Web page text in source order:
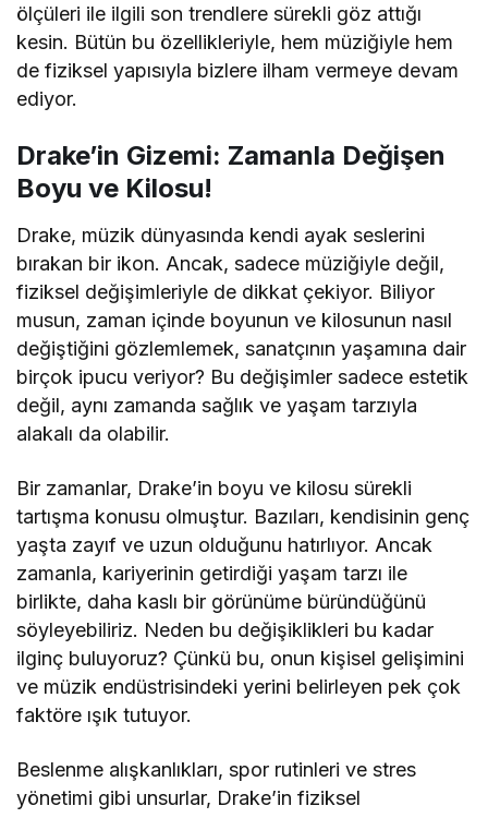
ölçüleri ile ilgili son trendlere sürekli göz attığı
kesin. Bütün bu özellikleriyle, hem müziğiyle hem
de fiziksel yapısıyla bizlere ilham vermeye devam
ediyor.
Drake’in Gizemi: Zamanla Değişen
Boyu ve Kilosu!
Drake, müzik dünyasında kendi ayak seslerini
bırakan bir ikon. Ancak, sadece müziğiyle değil,
fiziksel değişimleriyle de dikkat çekiyor. Biliyor
musun, zaman içinde boyunun ve kilosunun nasıl
değiştiğini gözlemlemek, sanatçının yaşamına dair
birçok ipucu veriyor? Bu değişimler sadece estetik
değil, aynı zamanda sağlık ve yaşam tarzıyla
alakalı da olabilir.
Bir zamanlar, Drake’in boyu ve kilosu sürekli
tartışma konusu olmuştur. Bazıları, kendisinin genç
yaşta zayıf ve uzun olduğunu hatırlıyor. Ancak
zamanla, kariyerinin getirdiği yaşam tarzı ile
birlikte, daha kaslı bir görünüme büründüğünü
söyleyebiliriz. Neden bu değişiklikleri bu kadar
ilginç buluyoruz? Çünkü bu, onun kişisel gelişimini
ve müzik endüstrisindeki yerini belirleyen pek çok
faktöre ışık tutuyor.
Beslenme alışkanlıkları, spor rutinleri ve stres
yönetimi gibi unsurlar, Drake’in fiziksel